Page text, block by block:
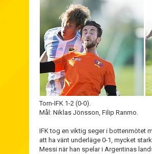
Torn-IFK 1-2 (0-0).
Mål: Niklas Jönsson, Filip Ranmo.
IFK tog en viktig seger i bottenmötet
att ha vänt underläge 0-1, mycket
Messi när han spelar i Argentinas